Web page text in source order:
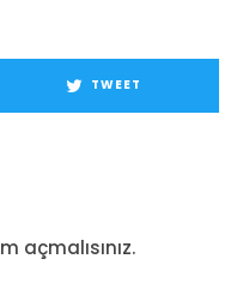
TWEET
açmalısınız.